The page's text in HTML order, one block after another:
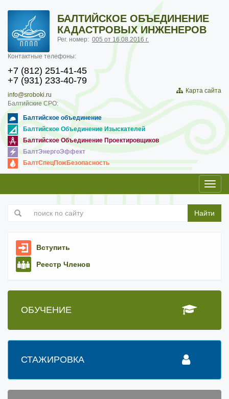
БАЛТИЙСКОЕ ОБЪЕДИНЕНИЕ
КАДАСТРОВЫХ ИНЖЕНЕРОВ
Рег. номер: 005 от 16.08.2016 г.
Контактные телефоны:
+7 (812) 251-41-45
+7 (931) 233-40-79
info@sroboki.ru
Карта сайта
Балтийские СРО:
Балтийское объединение
Балтийское Объединение Изыскателей
Балтийское Объединение Проектировщиков
БалтЭнергоЭффект
БалтСпецПожБезопасность
Найти
Вступить
Реестр Членов
ОБУЧЕНИЕ
СТАЖИРОВКА